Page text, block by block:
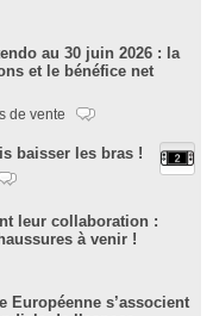
au 30 juin 2026 : la
et le bénéfice net
de vente
baisser les bras !
leur collaboration :
à venir !
Européenne s’associent